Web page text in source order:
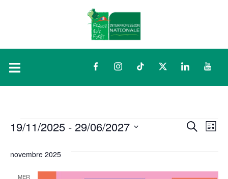
FacebookInstagramTikTokTwitterLinkedIn
et de
LISTE
19/11/2025 - 29/06/2027
date.
novembre 2025
MER